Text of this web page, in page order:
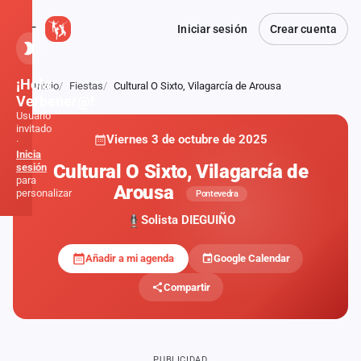
Iniciar sesión Crear cuenta
Atrás
Inicio Fiestas Cultural O Sixto, Vilagarcía de Arousa
Viernes 3 de octubre de 2025
Cultural O Sixto, Vilagarcía de
Arousa
Pontevedra
Solista DIEGUIÑO
Añadir a mi agenda Google Calendar
Compartir
¡Hola,
Verbener@!
Usuario
invitado
·
Inicia
sesión
para
personalizar
Formaciones